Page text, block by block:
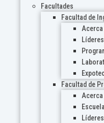
Facultades
Facultad de
Acerca
Facultad de
Acerca